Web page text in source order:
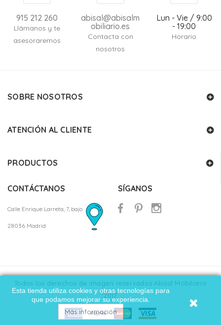
Esta tienda utiliza cookies y otras tecnologías para
que podamos mejorar su experiencia.
Más información
915 212 260
Llámanos y te
asesoraremos
abisal@abisalm
obiliario.es
Contacta con
nosotros
Lun - Vie / 9:00
- 19:00
Horario
SOBRE NOSOTROS
ATENCIÓN AL CLIENTE
PRODUCTOS
CONTÁCTANOS
Calle Enrique Larreta, 7, bajo
28036 Madrid
SÍGANOS
Todos los derechos de imagen reservados Abisal Mobiliario
2017